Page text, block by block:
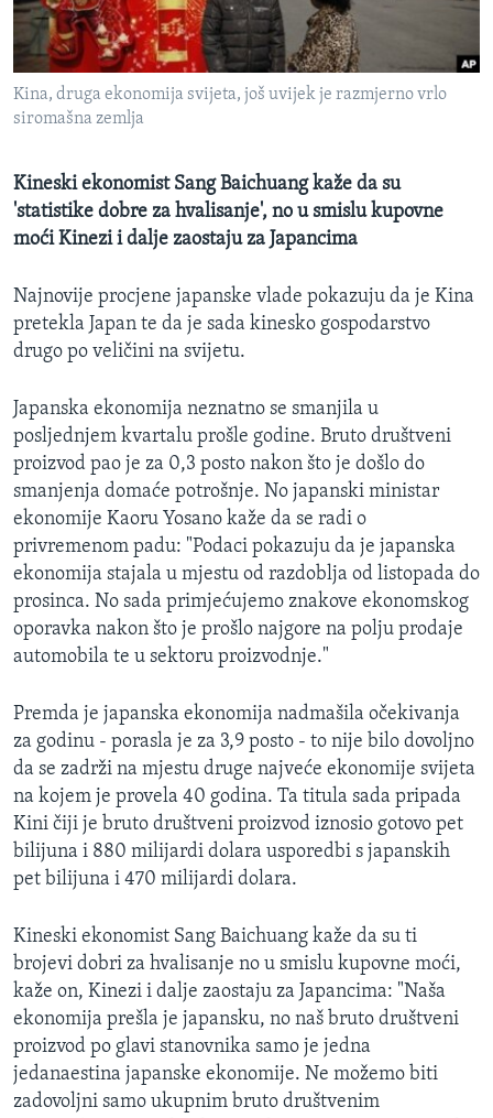
MAGAZIN
O GLASU AMERIKE
Learning English
PRATITE NAS
Kina, druga ekonomija svijeta, još uvijek je razmjerno vrlo
siromašna zemlja
Kineski ekonomist Sang Baichuang kaže da su
'statistike dobre za hvalisanje', no u smislu kupovne
moći Kinezi i dalje zaostaju za Japancima
Najnovije procjene japanske vlade pokazuju da je Kina
pretekla Japan te da je sada kinesko gospodarstvo
drugo po veličini na svijetu.
Japanska ekonomija neznatno se smanjila u
posljednjem kvartalu prošle godine. Bruto društveni
proizvod pao je za 0,3 posto nakon što je došlo do
smanjenja domaće potrošnje. No japanski ministar
ekonomije Kaoru Yosano kaže da se radi o
privremenom padu: "Podaci pokazuju da je japanska
ekonomija stajala u mjestu od razdoblja od listopada do
prosinca. No sada primjećujemo znakove ekonomskog
oporavka nakon što je prošlo najgore na polju prodaje
automobila te u sektoru proizvodnje."
Premda je japanska ekonomija nadmašila očekivanja
za godinu - porasla je za 3,9 posto - to nije bilo dovoljno
da se zadrži na mjestu druge najveće ekonomije svijeta
na kojem je provela 40 godina. Ta titula sada pripada
Kini čiji je bruto društveni proizvod iznosio gotovo pet
bilijuna i 880 milijardi dolara usporedbi s japanskih
pet bilijuna i 470 milijardi dolara.
Kineski ekonomist Sang Baichuang kaže da su ti
brojevi dobri za hvalisanje no u smislu kupovne moći,
kaže on, Kinezi i dalje zaostaju za Japancima: "Naša
ekonomija prešla je japansku, no naš bruto društveni
proizvod po glavi stanovnika samo je jedna
jedanaestina japanske ekonomije. Ne možemo biti
zadovoljni samo ukupnim bruto društvenim